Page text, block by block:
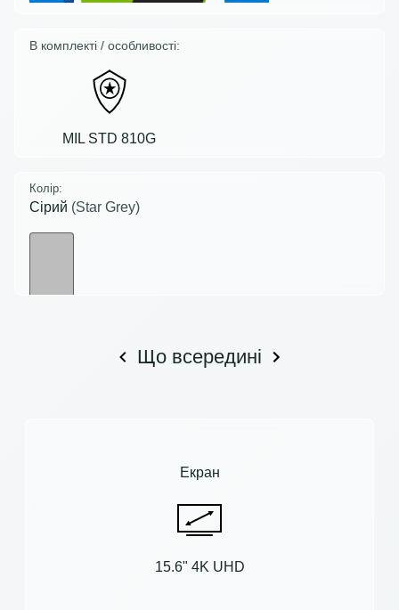
В комплекті / особливості:
MIL STD 810G
Колір:
Сірий (Star Grey)
Що всередині
Екран
15.6" 4K UHD